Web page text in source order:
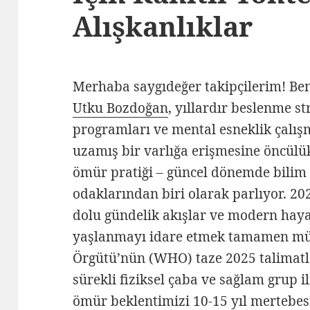
Alışkanlıklar
Merhaba saygıdeğer takipçilerim!
Utku Bozdoğan, yıllardır beslenme
programları ve mental esneklik
uzamış bir varlığa erişmesine
ömür pratiği – güncel dönemde
odaklarından biri olarak parlıyor.
dolu gündelik akışlar ve modern
yaşlanmayı idare etmek tamamen
Örgütü’nün (WHO) taze 2025
sürekli fiziksel çaba ve sağlam grup
ömür beklentimizi 10-15 yıl